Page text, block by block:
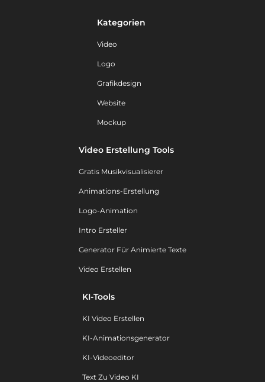
Kategorien
Video
Logo
Grafikdesign
Website
Mockup
Video Erstellung Tools
Gratis Musikvisualisierer
Animations-Erstellung
Logo-Animation
Intro Ersteller
Generator Für Animierte Texte
Video Erstellen
KI-Tools
KI Video Erstellen
KI-Animationsgenerator
KI-Videoeditor
Text Zu Video KI